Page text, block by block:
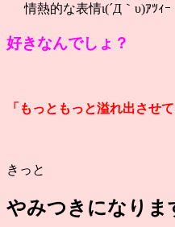
情熱的な表情ι(´Д｀υ)ｱﾂｨｰ
好きなんでしょ？
「もっともっと溢れ出させ
きっと
やみつきになりま